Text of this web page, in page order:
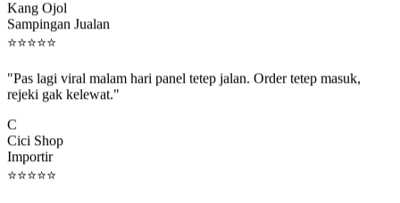
Sampingan Jualan
⭐⭐⭐⭐⭐
rejeki gak kelewat."
Cici Shop
Importir
⭐⭐⭐⭐⭐